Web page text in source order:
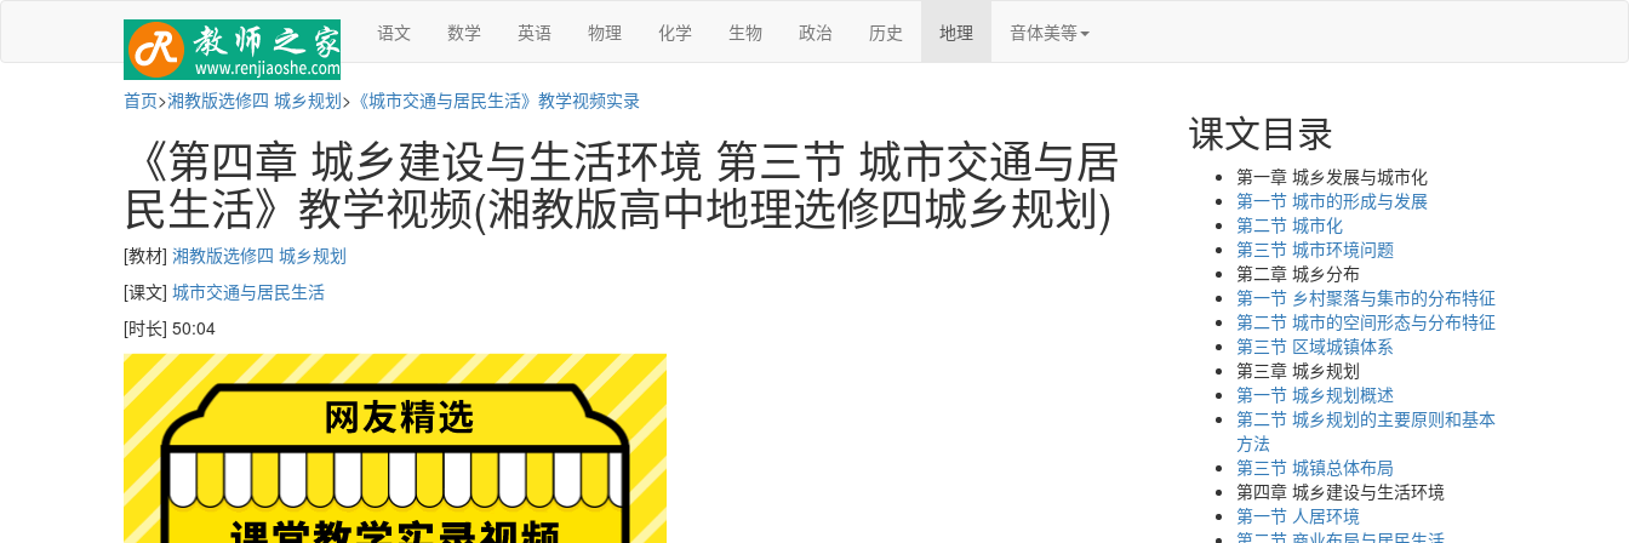
语文 数学 英语 物理 化学 生物 政治 历史 地理 音体美等
首页>湘教版选修四 城乡规划> 《城市交通与居民生活》教学视频实录
《第四章 城乡建设与生活环境 第三节 城市交通与居
民生活》教学视频(湘教版高中地理选修四城乡规划)
[教材] 湘教版选修四 城乡规划
[课文] 城市交通与居民生活
[时长] 50:04
课文目录
第一章 城乡发展与城市化
第一节 城市的形成与发展
第二节 城市化
第三节 城市环境问题
第二章 城乡分布
第一节 乡村聚落与集市的分布特征
第二节 城市的空间形态与分布特征
第三节 区域城镇体系
第三章 城乡规划
第一节 城乡规划概述
第二节 城乡规划的主要原则和基本
方法
第三节 城镇总体布局
第四章 城乡建设与生活环境
第一节 人居环境